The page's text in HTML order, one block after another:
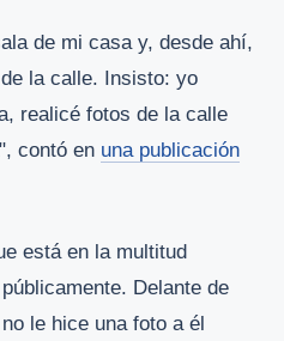
de mi casa y, desde ahí,
la calle. Insisto: yo
realicé fotos de la calle
contó en una publicación
está en la multitud
Delante de
le hice una foto a él